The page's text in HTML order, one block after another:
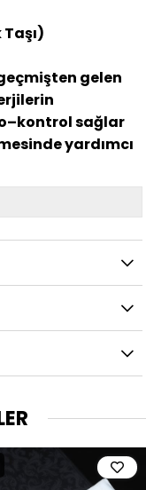
Taşı)
gelen
sağlar
yardımcı